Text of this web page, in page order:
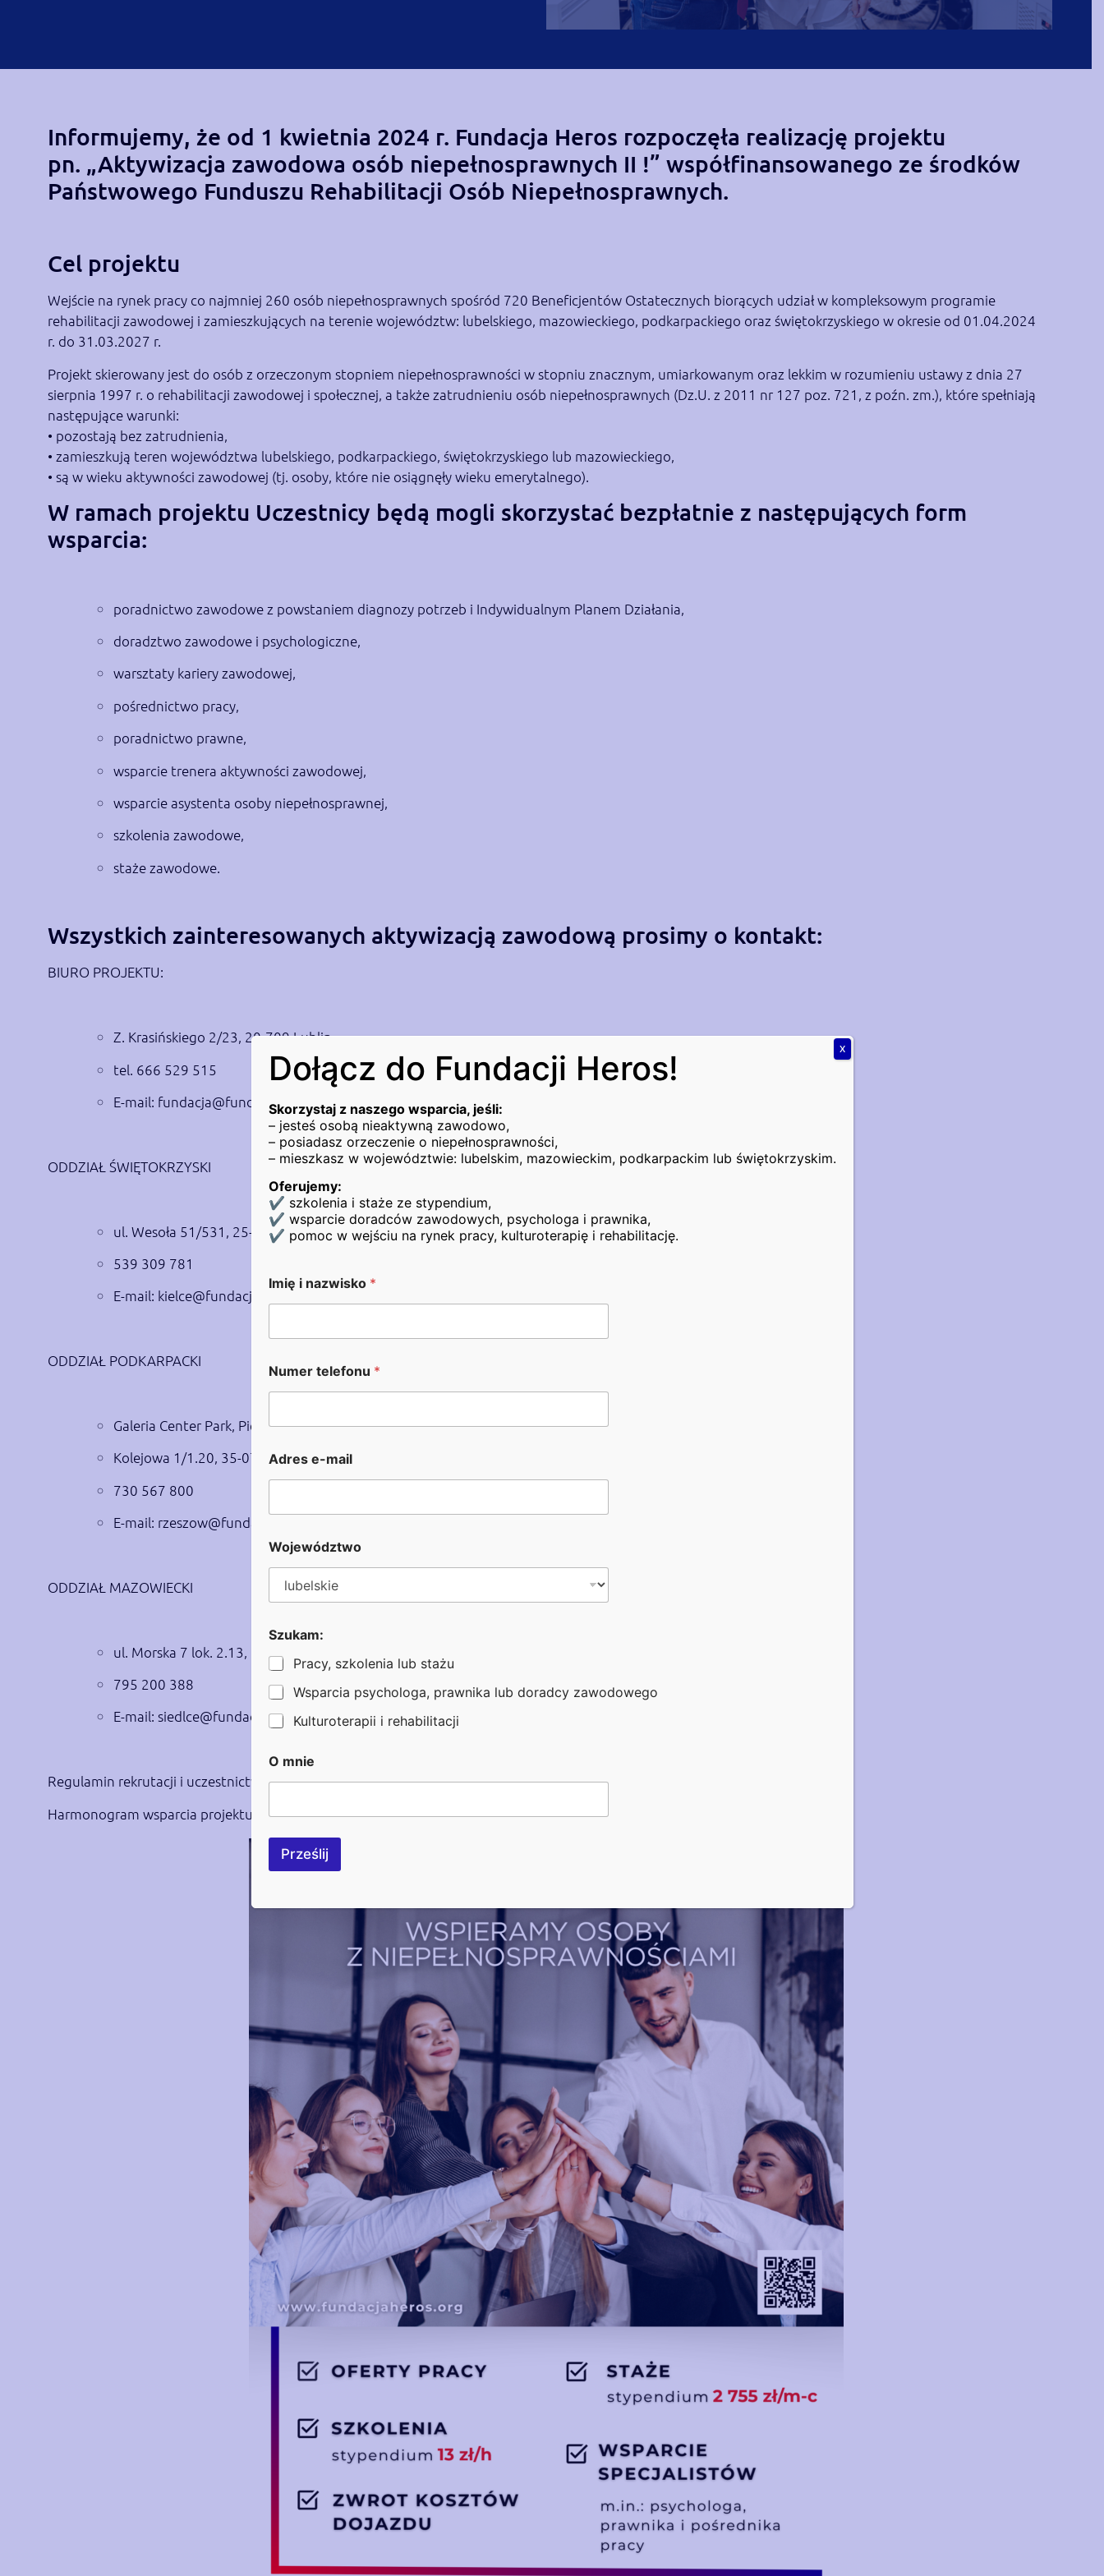
Informujemy, że od 1 kwietnia 2024 r. Fundacja Heros rozpoczęła realizację projektu
pn. „Aktywizacja zawodowa osób niepełnosprawnych II !” współfinansowanego ze środków
Państwowego Funduszu Rehabilitacji Osób Niepełnosprawnych.
Cel projektu
Wejście na rynek pracy co najmniej 260 osób niepełnosprawnych spośród 720 Beneficjentów Ostatecznych biorących udział w kompleksowym programie
rehabilitacji zawodowej i zamieszkujących na terenie województw: lubelskiego, mazowieckiego, podkarpackiego oraz świętokrzyskiego w okresie od 01.04.2024
r. do 31.03.2027 r.
Projekt skierowany jest do osób z orzeczonym stopniem niepełnosprawności w stopniu znacznym, umiarkowanym oraz lekkim w rozumieniu ustawy z dnia 27
sierpnia 1997 r. o rehabilitacji zawodowej i społecznej, a także zatrudnieniu osób niepełnosprawnych (Dz.U. z 2011 nr 127 poz. 721, z poźn. zm.), które spełniają
następujące warunki:
• pozostają bez zatrudnienia,
• zamieszkują teren województwa lubelskiego, podkarpackiego, świętokrzyskiego lub mazowieckiego,
• są w wieku aktywności zawodowej (tj. osoby, które nie osiągnęły wieku emerytalnego).
W ramach projektu Uczestnicy będą mogli skorzystać bezpłatnie z następujących form
wsparcia:
poradnictwo zawodowe z powstaniem diagnozy potrzeb i Indywidualnym Planem Działania,
doradztwo zawodowe i psychologiczne,
warsztaty kariery zawodowej,
pośrednictwo pracy,
poradnictwo prawne,
wsparcie trenera aktywności zawodowej,
wsparcie asystenta osoby niepełnosprawnej,
szkolenia zawodowe,
staże zawodowe.
Wszystkich zainteresowanych aktywizacją zawodową prosimy o kontakt:
BIURO PROJEKTU:
Z. Krasińskiego 2/23, 20-709 Lublin
tel. 666 529 515
E-mail: fundacja@fundacjaheros.org
ODDZIAŁ ŚWIĘTOKRZYSKI
ul. Wesoła 51/531, 25-363 Kielce
539 309 781
E-mail: kielce@fundacjaheros.org
ODDZIAŁ PODKARPACKI
Galeria Center Park, Piętro 1
Kolejowa 1/1.20, 35-073 Rzeszów
730 567 800
E-mail: rzeszow@fundacjaheros.org
ODDZIAŁ MAZOWIECKI
ul. Morska 7 lok. 2.13, 1 piętro, 08-110 Siedlce
795 200 388
E-mail: siedlce@fundacjaheros.org
Regulamin rekrutacji i uczestnictwa w projekcie pn. „Aktywizacja zawodowa osób niepełnosprawnych II !”
Harmonogram wsparcia projektu pn. „Aktywizacja zawodowa osób niepełnosprawnych II !”
Dołącz do Fundacji Heros!
Skorzystaj z naszego wsparcia, jeśli:
– jesteś osobą nieaktywną zawodowo,
– posiadasz orzeczenie o niepełnosprawności,
– mieszkasz w województwie: lubelskim, mazowieckim, podkarpackim lub świętokrzyskim.
Oferujemy:
✔ szkolenia i staże ze stypendium,
✔ wsparcie doradców zawodowych, psychologa i prawnika,
✔ pomoc w wejściu na rynek pracy, kulturoterapię i rehabilitację.
Imię i nazwisko *
Numer telefonu *
Adres e-mail
Województwo
i
n
a
z
w
i
s
o
Szukam:
Pracy, szkolenia lub stażu
Wsparcia psychologa, prawnika lub doradcy zawodowego
Kulturoterapii i rehabilitacji
O mnie
Prześlij
X